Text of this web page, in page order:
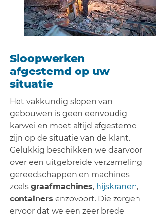
Sloopwerken
afgestemd op uw
situatie
Het vakkundig slopen van
gebouwen is geen eenvoudig
karwei en moet altijd afgestemd
zijn op de situatie van de klant.
Gelukkig beschikken we daarvoor
over een uitgebreide verzameling
gereedschappen en machines
zoals graafmachines, hijskranen,
containers enzovoort. Die zorgen
ervoor dat we een zeer brede